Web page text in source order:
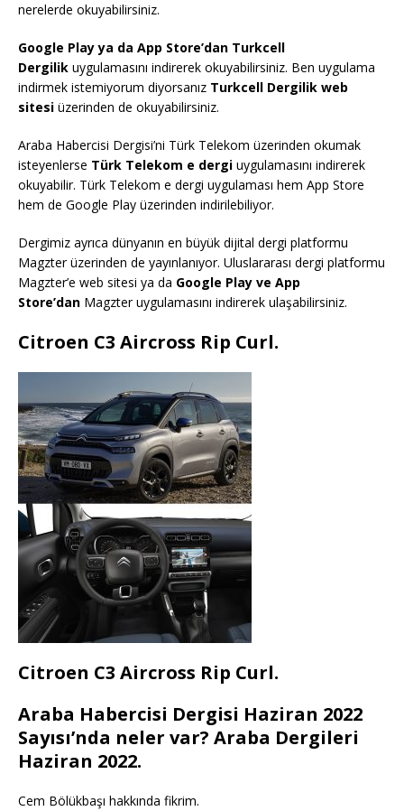
nerelerde okuyabilirsiniz.
Google Play ya da App Store’dan Turkcell
Dergilik uygulamasını indirerek okuyabilirsiniz. Ben uygulama
indirmek istemiyorum diyorsanız Turkcell Dergilik web
sitesi üzerinden de okuyabilirsiniz.
Araba Habercisi Dergisi’ni Türk Telekom üzerinden okumak
isteyenlerse Türk Telekom e dergi uygulamasını indirerek
okuyabilir. Türk Telekom e dergi uygulaması hem App Store
hem de Google Play üzerinden indirilebiliyor.
Dergimiz ayrıca dünyanın en büyük dijital dergi platformu
Magzter üzerinden de yayınlanıyor. Uluslararası dergi platformu
Magzter’e web sitesi ya da Google Play ve App
Store’dan Magzter uygulamasını indirerek ulaşabilirsiniz.
Citroen C3 Aircross Rip Curl.
Citroen C3 Aircross Rip Curl.
Araba Habercisi Dergisi Haziran 2022
Sayısı’nda neler var? Araba Dergileri
Haziran 2022.
Cem Bölükbaşı hakkında fikrim.